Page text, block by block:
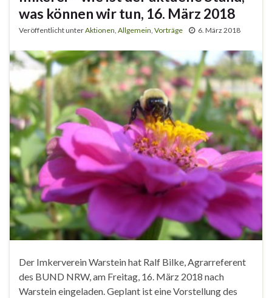
was können wir tun, 16. März 2018
Veröffentlicht unterAktionen, Allgemein, Vorträge 6. März 2018
Der Imkerverein Warstein hat Ralf Bilke, Agrarreferent
des BUND NRW, am Freitag, 16. März 2018 nach
Warstein eingeladen. Geplant ist eine Vorstellung des